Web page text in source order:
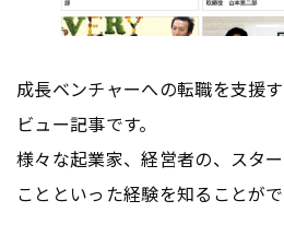
成長ベンチャーへの転職を支援
ビュー記事です。
様々な起業家、経営者の、スタ
ことといった経験を知ることがで